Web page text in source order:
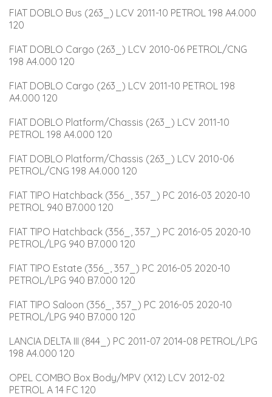
FIAT DOBLO Bus (263_) LCV 2011-10 PETROL 198 A4.000
120
FIAT DOBLO Cargo (263_) LCV 2010-06 PETROL/CNG
198 A4.000 120
FIAT DOBLO Cargo (263_) LCV 2011-10 PETROL 198
A4.000 120
FIAT DOBLO Platform/Chassis (263_) LCV 2011-10
PETROL 198 A4.000 120
FIAT DOBLO Platform/Chassis (263_) LCV 2010-06
PETROL/CNG 198 A4.000 120
FIAT TIPO Hatchback (356_, 357_) PC 2016-03 2020-10
PETROL 940 B7.000 120
FIAT TIPO Hatchback (356_, 357_) PC 2016-05 2020-10
PETROL/LPG 940 B7.000 120
FIAT TIPO Estate (356_, 357_) PC 2016-05 2020-10
PETROL/LPG 940 B7.000 120
FIAT TIPO Saloon (356_, 357_) PC 2016-05 2020-10
PETROL/LPG 940 B7.000 120
LANCIA DELTA III (844_) PC 2011-07 2014-08 PETROL/LPG
198 A4.000 120
OPEL COMBO Box Body/MPV (X12) LCV 2012-02
PETROL A 14 FC 120